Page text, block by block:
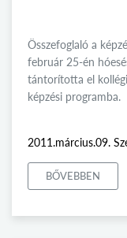
Összefoglaló a
február 25-én
tántorította el
képzési programba.
2011.március.09.
BŐVEBBEN